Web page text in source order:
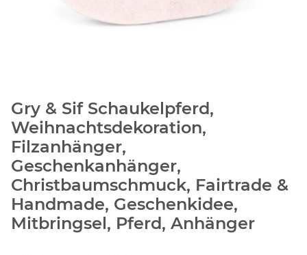
Gry & Sif Schaukelpferd,
Weihnachtsdekoration,
Filzanhänger,
Geschenkanhänger,
Christbaumschmuck, Fairtrade &
Handmade, Geschenkidee,
Mitbringsel, Pferd, Anhänger